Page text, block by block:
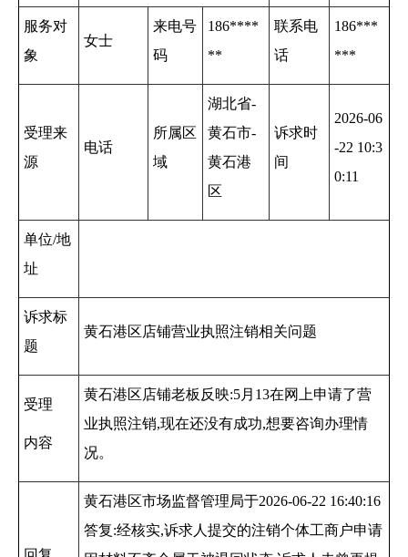
服务对
象
女士
来电号
码
186****
**
联系电
话
186***
***
受理来
源
电话
所属区
域
湖北省-
黄石市-
黄石港
区
诉求时
间
2026-06
-22 10:3
0:11
单位/地
址
诉求标
题
黄石港区店铺营业执照注销相关问题
受理
内容
黄石港区店铺老板反映:5月13在网上申请了营
业执照注销,现在还没有成功,想要咨询办理情
况。
黄石港区市场监督管理局于2026-06-22 16:40:16
答复:经核实,诉求人提交的注销个体工商户申请